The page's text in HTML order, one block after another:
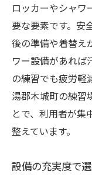
ロッカーやシャワ
要な要素です。安
後の準備や着替え
ワー設備があれば
の練習でも疲労軽
湯郡木城町の練習
とで、利用者が集
整えています。
設備の充実度で